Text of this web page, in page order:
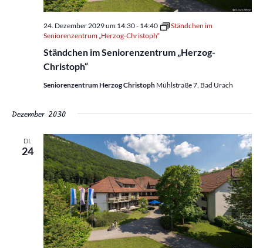
Ständchen im Seniorenzentrum „Herzog-
Christoph“
24. Dezember 2029 um 14:30- 14:40
Ständchen im
Seniorenzentrum „Herzog-Christoph“
Seniorenzentrum Herzog Christoph Mühlstraße 7, Bad Urach
Dezember 2030
DI.
24